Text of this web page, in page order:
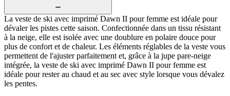
La veste de ski avec imprimé Dawn II pour femme est idéale pour
dévaler les pistes cette saison. Confectionnée dans un tissu résistant
à la neige, elle est isolée avec une doublure en polaire douce pour
plus de confort et de chaleur. Les éléments réglables de la veste vous
permettent de l'ajuster parfaitement et, grâce à la jupe pare-neige
intégrée, la veste de ski avec imprimé Dawn II pour femme est
idéale pour rester au chaud et au sec avec style lorsque vous dévalez
les pentes.